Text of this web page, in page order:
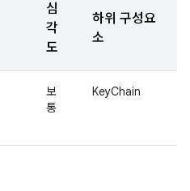
심
각
도
하위 구성요
소
보
통
KeyChain